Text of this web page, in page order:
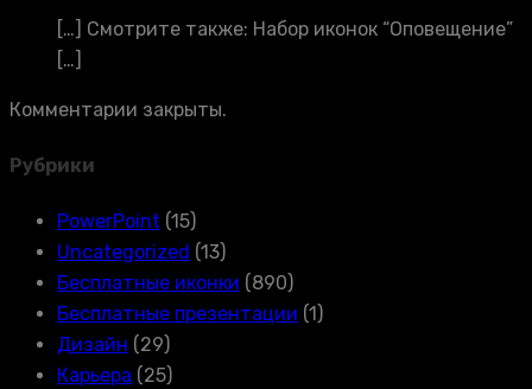
[…] Смотрите также: Набор иконок “Оповещение”
[…]
Комментарии закрыты.
Рубрики
PowerPoint (15)
Uncategorized (13)
Бесплатные иконки (890)
Бесплатные презентации (1)
Дизайн (29)
Карьера (25)